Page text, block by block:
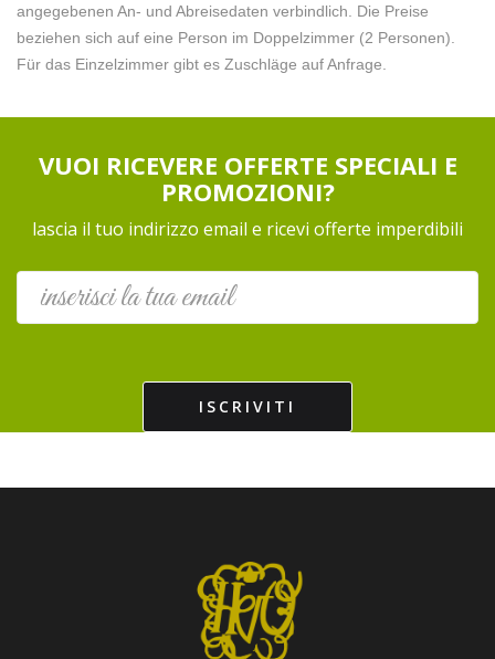
angegebenen An- und Abreisedaten verbindlich. Die Preise
beziehen sich auf eine Person im Doppelzimmer (2 Personen).
Für das Einzelzimmer gibt es Zuschläge auf Anfrage.
VUOI RICEVERE OFFERTE SPECIALI E
PROMOZIONI?
lascia il tuo indirizzo email e ricevi offerte imperdibili